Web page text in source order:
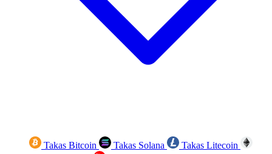
Takas Bitcoin Takas Solana
Takas Litecoin